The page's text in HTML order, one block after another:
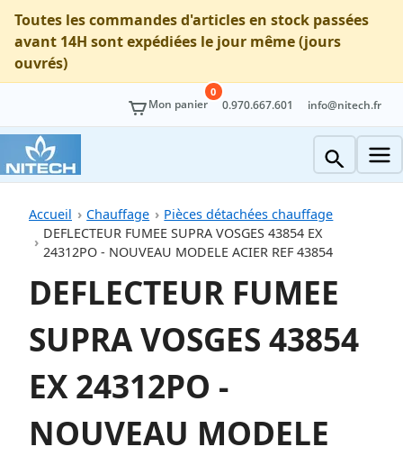
Toutes les commandes d'articles en stock passées
avant 14H sont expédiées le jour même (jours
ouvrés)
Mon panier
0
0.970.667.601 info@nitech.fr
Accueil Chauffage
Pièces détachées chauffage
DEFLECTEUR FUMEE SUPRA VOSGES 43854 EX
24312PO - NOUVEAU MODELE ACIER REF 43854
DEFLECTEUR FUMEE
SUPRA VOSGES 43854
EX 24312PO -
NOUVEAU MODELE